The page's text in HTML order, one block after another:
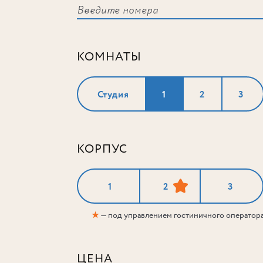
КОМНАТЫ
Студия 1 2 3
КОРПУС
1 2 3
★— под управлением гостиничного
ЦЕНА